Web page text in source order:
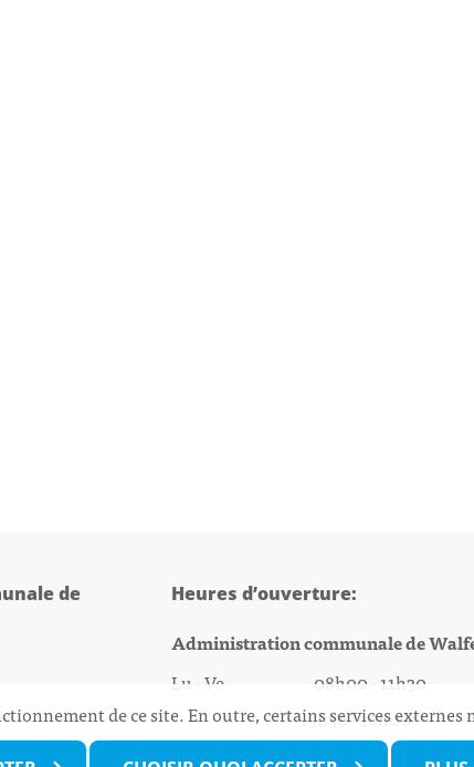
de
Heures d’ouverture:
Administration communale de
Lu - Ve 08h00 - 11h30
13h30 - 16h00
Biergercenter
de ce site. En outre, certains services